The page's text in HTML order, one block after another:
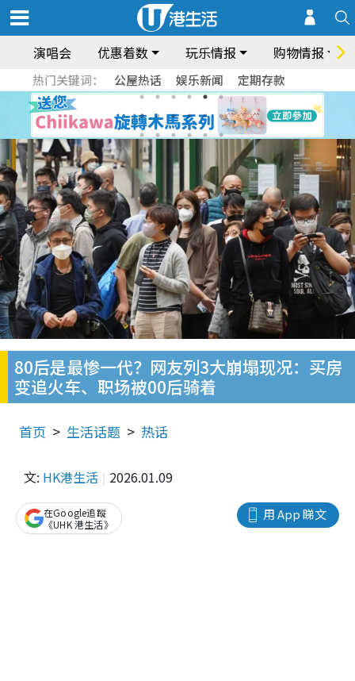
演唱会 优惠着数 玩乐情报 购物情报
热门关键词： 公屋热话 娱乐新闻 定期存款
80后是最惨一代？网友列3大崩塌现况：买房
变追火车、职场被00后骑着
首页 生活话题 热话
文: HK港生活 2026.01.09
用 App 睇文
在Google追蹤
《UHK 港生活》